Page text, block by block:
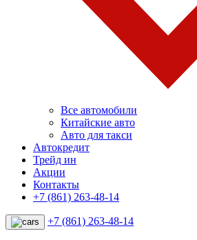
Все автомобили
Китайские авто
Авто для такси
Автокредит
Трейд ин
Акции
Контакты
+7 (861) 263-48-14
+7 (861) 263-48-14